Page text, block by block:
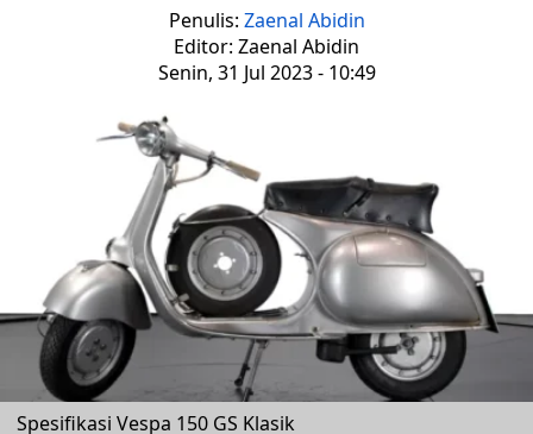
Penulis: Zaenal Abidin
Editor: Zaenal Abidin
Senin, 31 Jul 2023 - 10:49
Spesifikasi Vespa 150 GS Klasik